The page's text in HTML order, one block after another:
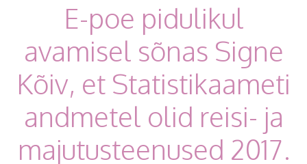
E-poe pidulikul
avamisel sõnas Signe
Kõiv, et Statistikaameti
andmetel olid reisi- ja
majutusteenused 2017.